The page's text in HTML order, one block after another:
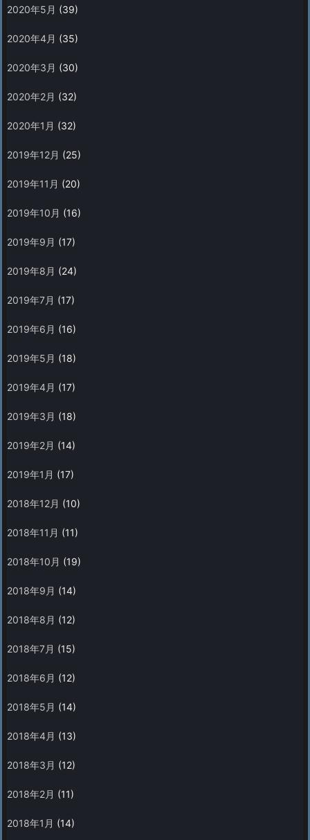
2020年5月 (39)
2020年4月 (35)
2020年3月 (30)
2020年2月 (32)
2020年1月 (32)
2019年12月 (25)
2019年11月 (20)
2019年10月 (16)
2019年9月 (17)
2019年8月 (24)
2019年7月 (17)
2019年6月 (16)
2019年5月 (18)
2019年4月 (17)
2019年3月 (18)
2019年2月 (14)
2019年1月 (17)
2018年12月 (10)
2018年11月 (11)
2018年10月 (19)
2018年9月 (14)
2018年8月 (12)
2018年7月 (15)
2018年6月 (12)
2018年5月 (14)
2018年4月 (13)
2018年3月 (12)
2018年2月 (11)
2018年1月 (14)